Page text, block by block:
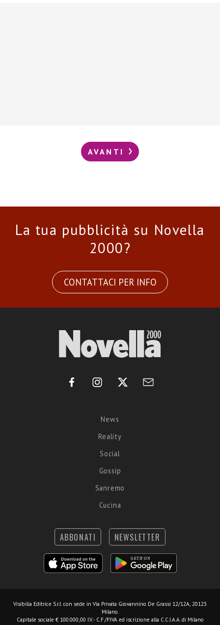
AVANTI
La tua pubblicità su Novella
2000?
CONTATTACI PER INFO
News
Reality
Social
Gossip
Sanremo
Cucina
ABBONATI NEWSLETTER
Visibilia Editrice S.r.l. con sede in Via Privata Giovannino De Grassi 12/12A, 20123
Milano.
Capitale sociale € 100.000,00 I.V. - C.F./P.IVA ed iscrizione alla C.C.I.A.A. di Milano